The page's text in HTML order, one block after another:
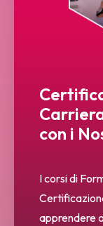
con i
I corsi di
apprendere